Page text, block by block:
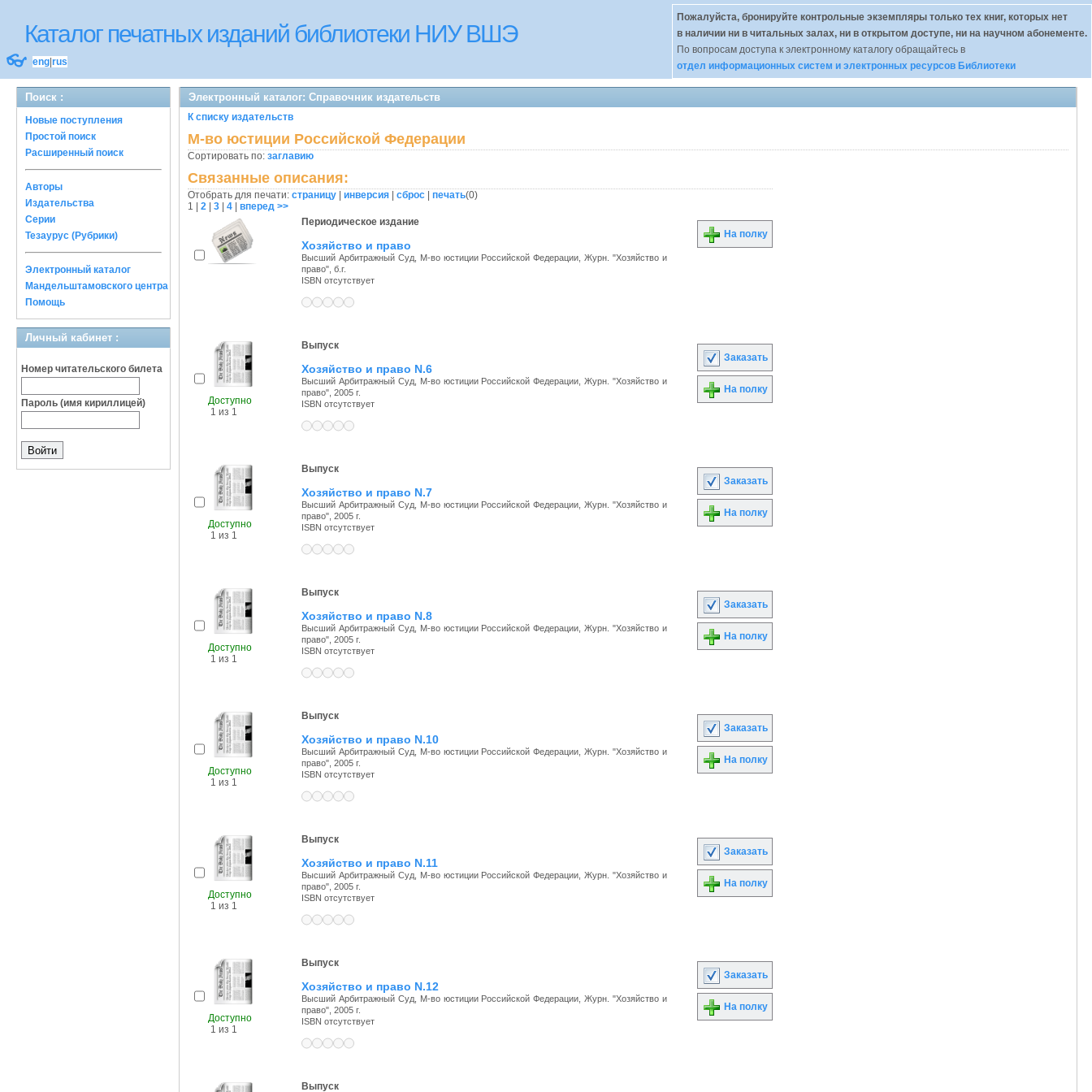
Каталог печатных изданий библиотеки НИУ ВШЭ
👓 eng rus
Пожалуйста, бронируйте контрольные экземпляры только тех книг, которых нет
в наличии ни в читальных залах, ни в открытом доступе, ни на научном абонементе.
По вопросам доступа к электронному каталогу обращайтесь в
отдел информационных систем и электронных ресурсов Библиотеки
Поиск :
Новые поступления
Простой поиск
Расширенный поиск
Авторы
Издательства
Серии
Тезаурус (Рубрики)
Электронный каталог
Мандельштамовского центра
Помощь
Личный кабинет :
Номер читательского билета
Пароль (имя кириллицей)
Электронный каталог: Справочник издательств
К списку издательств
М-во юстиции Российской Федерации
Сортировать по: заглавию
Связанные описания:
Отобрать для печати: страницу инверсия сброс печать(0)
1
2 3 4
вперед >>
Периодическое издание
Хозяйство и право
Высший Арбитражный Суд, М-во юстиции Российской Федерации, Журн. "Хозяйство и
право", б.г.
ISBN отсутствует
На полку
Доступно
1 из 1
Выпуск
Хозяйство и право N.6
Высший Арбитражный Суд, М-во юстиции Российской Федерации, Журн. "Хозяйство и
право", 2005 г.
ISBN отсутствует
Заказать
На полку
Доступно
1 из 1
Выпуск
Хозяйство и право N.7
Высший Арбитражный Суд, М-во юстиции Российской Федерации, Журн. "Хозяйство и
право", 2005 г.
ISBN отсутствует
Заказать
На полку
Доступно
1 из 1
Выпуск
Хозяйство и право N.8
Высший Арбитражный Суд, М-во юстиции Российской Федерации, Журн. "Хозяйство и
право", 2005 г.
ISBN отсутствует
Заказать
На полку
Доступно
1 из 1
Выпуск
Хозяйство и право N.10
Высший Арбитражный Суд, М-во юстиции Российской Федерации, Журн. "Хозяйство и
право", 2005 г.
ISBN отсутствует
Заказать
На полку
Доступно
1 из 1
Выпуск
Хозяйство и право N.11
Высший Арбитражный Суд, М-во юстиции Российской Федерации, Журн. "Хозяйство и
право", 2005 г.
ISBN отсутствует
Заказать
На полку
Доступно
1 из 1
Выпуск
Хозяйство и право N.12
Высший Арбитражный Суд, М-во юстиции Российской Федерации, Журн. "Хозяйство и
право", 2005 г.
ISBN отсутствует
Заказать
На полку
Выпуск